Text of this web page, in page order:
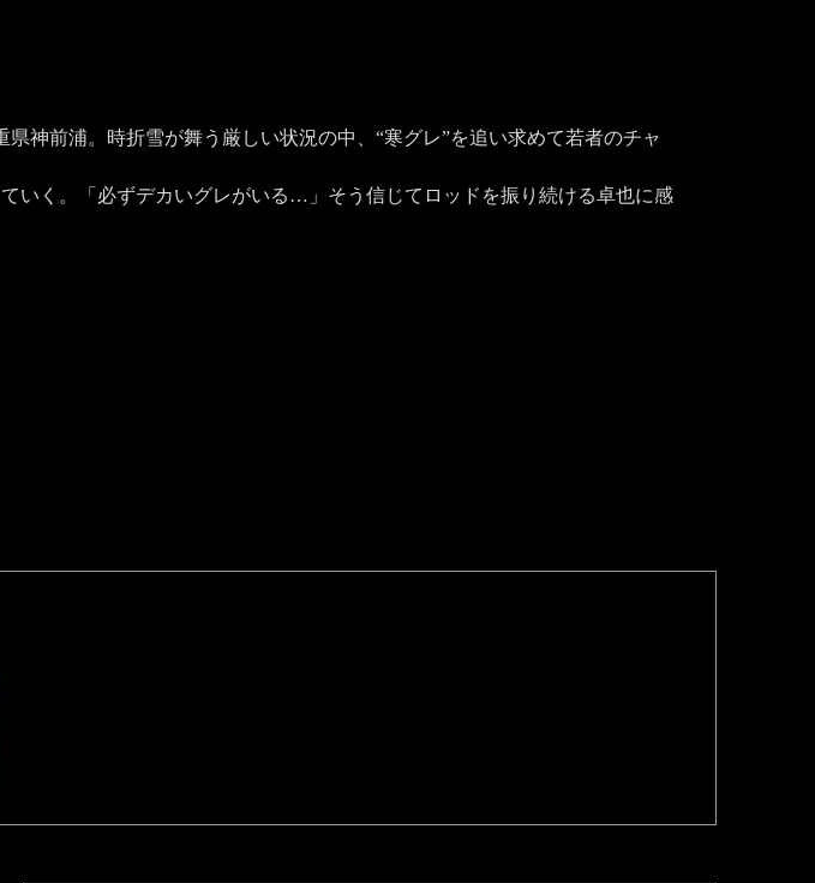
神前浦。時折雪が舞う厳しい状況の中、“寒グレ”を追い求めて若者のチャ
いく。「必ずデカいグレがいる…」そう信じてロッドを振り続ける卓也に感